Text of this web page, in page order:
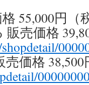
55,000円（
売価格
価格 38,500